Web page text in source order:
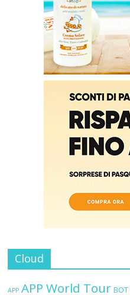
Cloud
APP APP World Tour BOT